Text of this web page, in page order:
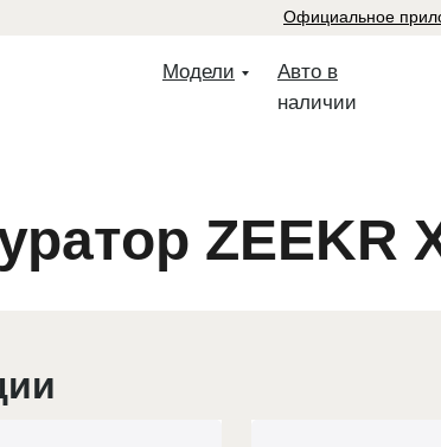
Модели
Авто в
наличии
Официальное
ZEEKR